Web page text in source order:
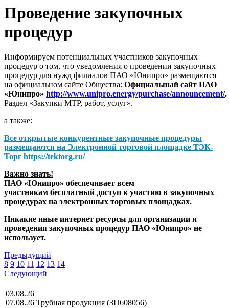
Проведение закупочных
процедур
Информируем потенциальных участников закупочных
процедур о том, что уведомления о проведении закупочных
процедур для нужд филиалов ПАО «Юнипро» размещаются
на официальном сайте Общества: Официальный сайт ПАО
«Юнипро» http://www.unipro.energy/purchase/announcement/.
Раздел «Закупки МТР, работ, услуг».
а также:
Все открытые конкурентные закупочные процедуры
размещаются на Электронной торговой площадке ТЭК-
Торг https://tektorg.ru/
Важно знать!
ПАО «Юнипро» обеспечивает всем
участникам бесплатный доступ к участию в закупочных
процедурах на электронных торговых площадках.
Никакие иные интернет ресурсы для организации и
проведения закупочных процедур ПАО «Юнипро» не
использует.
Предыдущий
8 9 10 11 12 13 14
Следующий
03.08.26
07.08.26 Трубная продукция (ЗП608056)